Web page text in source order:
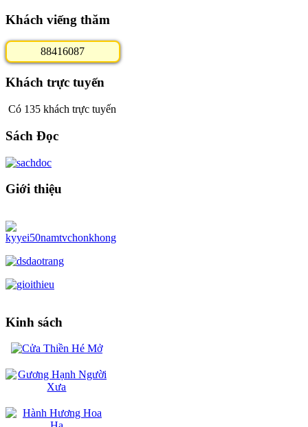
Khách viếng thăm
88416087
Khách trực tuyến
Có 135 khách trực tuyến
Sách Đọc
Giới thiệu
Kinh sách